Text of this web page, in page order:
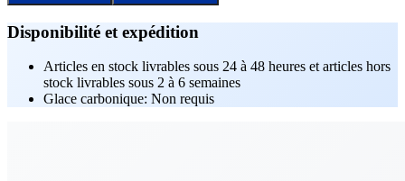
Disponibilité et expédition
Articles en stock livrables sous 24 à 48 heures et articles hors
stock livrables sous 2 à 6 semaines
Glace carbonique: Non requis